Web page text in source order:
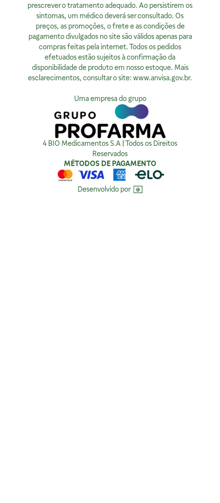
Institucional
Quem Somos
Privacidade
Como tratamos sua Privacidade
Compra Segura
Renata de Sousa Cerqueira
63200
Horário de Atendimento:
Segunda à sexta, exceto feriados, das 08h00 às 20h00
Ver no Mapa
FARMACÊUTICA RESPONSÁVEL:
Diogo Amaro da Silva Santos
CRF/PE:14237
Horário de Atendimento:
Segunda à sexta, exceto feriados, das 9h00 às 18h00.
Ver no Mapa
prescrever o tratamento adequado. Ao persistirem os
sintomas, um médico deverá ser consultado. Os
preços, as promoções, o frete e as condições de
pagamento divulgados no site são válidos apenas para
compras feitas pela internet. Todos os pedidos
efetuados estão sujeitos à confirmação da
disponibilidade de produto em nosso estoque. Mais
esclarecimentos, consultar o site: www.anvisa.gov.br.
Uma empresa do grupo
4 BIO Medicamentos S.A | Todos os Direitos
Reservados
MÉTODOS DE PAGAMENTO
Desenvolvido por